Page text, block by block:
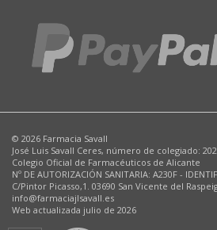
© 2026 Farmacia Savall
José Luis Savall Ceres, número de colegiado:
Colegio Oficial de Farmacéuticos de Alicante
Nº DE AUTORIZACIÓN SANITARIA: A230F -
C/Pintor Picasso,1. 03690 San Vicente del
info@farmaciajlsavall.es
Web actualizada julio de 2026